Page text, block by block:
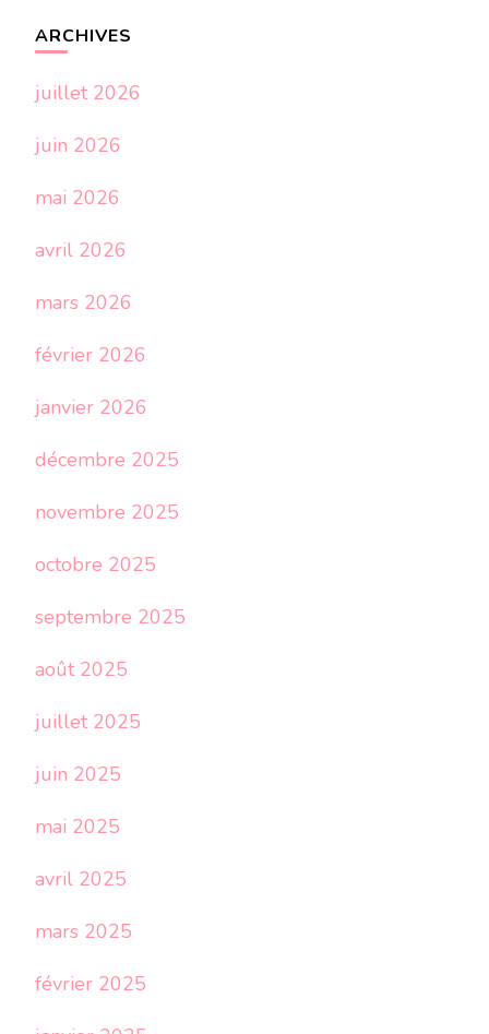
ARCHIVES
juillet 2026
juin 2026
mai 2026
avril 2026
mars 2026
février 2026
janvier 2026
décembre 2025
novembre 2025
octobre 2025
septembre 2025
août 2025
juillet 2025
juin 2025
mai 2025
avril 2025
mars 2025
février 2025